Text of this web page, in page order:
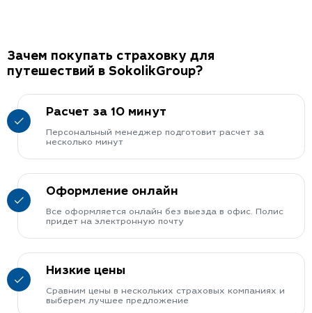
Зачем покупать страховку для
путешествий в SokolikGroup?
Расчет за 10 минут
Персональный менеджер подготовит расчет за
несколько минут
Оформление онлайн
Все оформляется онлайн без выезда в офис. Полис
придет на электронную почту
Низкие цены
Сравним цены в нескольких страховых компаниях и
выберем лучшее предложение